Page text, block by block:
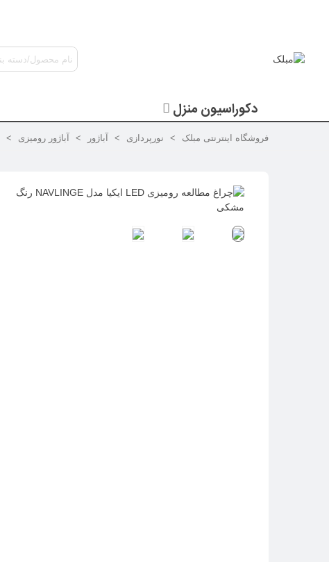
دکوراسیون منزل
فروشگاه اینترنتی مبلک > نورپردازی > آباژور > آباژور رومیزی >